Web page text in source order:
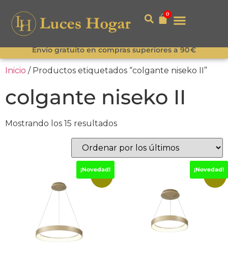
0
Envío gratuito en compras superiores a 90 €
Inicio / Productos etiquetados “colgante niseko II”
colgante niseko II
Mostrando los 15 resultados
¡Novedad! ¡Novedad!